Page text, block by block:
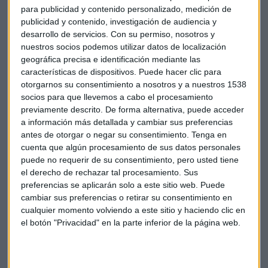
para publicidad y contenido personalizado, medición de
publicidad y contenido, investigación de audiencia y
desarrollo de servicios. Con su permiso, nosotros y
nuestros socios podemos utilizar datos de localización
geográfica precisa e identificación mediante las
características de dispositivos. Puede hacer clic para
otorgarnos su consentimiento a nosotros y a nuestros 1538
socios para que llevemos a cabo el procesamiento
previamente descrito. De forma alternativa, puede acceder
a información más detallada y cambiar sus preferencias
antes de otorgar o negar su consentimiento. Tenga en
cuenta que algún procesamiento de sus datos personales
puede no requerir de su consentimiento, pero usted tiene
el derecho de rechazar tal procesamiento. Sus
preferencias se aplicarán solo a este sitio web. Puede
cambiar sus preferencias o retirar su consentimiento en
cualquier momento volviendo a este sitio y haciendo clic en
el botón "Privacidad" en la parte inferior de la página web.
A pesar de las dificultades a la hora entrenar, no debemos
tirar la toalla nunca. Tampoco a la hora de invertir y menos
con la bolsa europea, segúnDavid Ardura, director de
gestión de Gesconsult.
En una carrera tenemos que evitar obstáculos que pueden
entorpecer el camino…en los mercados, tenemos que evitar
deuda pública segúnNatalia aguirre, directora de